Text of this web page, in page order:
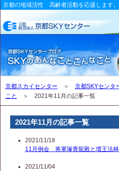
京都の地域活性 高齢者活動を応援します。
京都スカイセンター ＞ 京都SKYセンタ
こと
＞ 2021年11月の記事一覧
2021年11月の記事一覧
2021/11/18
11月例会 将軍塚青龍殿と壇王法
2021/11/04